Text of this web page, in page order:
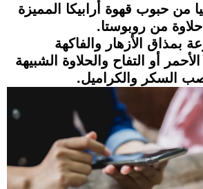
من حبوب قهوة أرابيكا المميزة
من روبوستا.
بمذاق الأزهار والفاكهة
أو التفاح والحلاوة الشبيهة
السكر والكراميل.